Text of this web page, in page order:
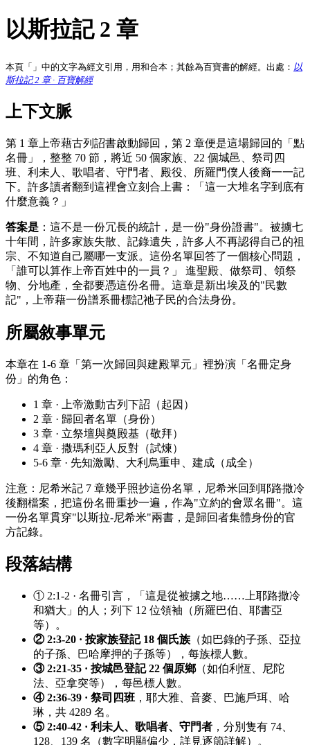
以斯拉記 2 章
本頁「」中的文字為經文引用，用和合本；其餘為百寶書的解經。出處： 以
斯拉記 2 章 · 百寶解經
上下文脈
第 1 章上帝藉古列詔書啟動歸回，第 2 章便是這場歸回的「點
名冊」，整整 70 節，將近 50 個家族、22 個城邑、祭司四
班、利未人、歌唱者、守門者、殿役、所羅門僕人後裔一一記
下。許多讀者翻到這裡會立刻合上書：「這一大堆名字到底有
什麼意義？」
答案是 ：這不是一份冗長的統計，是一份"身份證書"。被擄七
十年間，許多家族失散、記錄遺失，許多人不再認得自己的祖
宗、不知道自己屬哪一支派。這份名單回答了一個核心問題，
「誰可以算作上帝百姓中的一員？」 進聖殿、做祭司、領祭
物、分地產，全都要憑這份名冊。這章是新出埃及的"民數
記"，上帝藉一份譜系冊標記祂子民的合法身份。
所屬敘事單元
本章在 1-6 章「第一次歸回與建殿單元」裡扮演「名冊定身
份」的角色：
1 章 · 上帝激動古列下詔（起因）
2 章 · 歸回者名單（身份）
3 章 · 立祭壇與奠殿基（敬拜）
4 章 · 撒瑪利亞人反對（試煉）
5-6 章 · 先知激勵、大利烏重申、建成（成全）
注意：尼希米記 7 章幾乎照抄這份名單，尼希米回到耶路撒冷
後翻檔案，把這份名冊重抄一遍，作為"立約的會眾名冊"。這
一份名單貫穿"以斯拉-尼希米"兩書，是歸回者集體身份的官
方記錄。
段落結構
① 2:1-2 · 名冊引言，「這是從被擄之地……上耶路撒冷
和猶大」的人；列下 12 位領袖（所羅巴伯、耶書亞
等）。
② 2:3-20 · 按家族登記 18 個氏族 （如巴錄的子孫、亞拉
的子孫、巴哈摩押的子孫等），每族標人數。
③ 2:21-35 · 按城邑登記 22 個原鄉（如伯利恆、尼陀
法、亞拿突等），每邑標人數。
④ 2:36-39 · 祭司四班 ，耶大雅、音麥、巴施戶珥、哈
琳，共 4289 名。
⑤ 2:40-42 · 利未人、歌唱者、守門者 ，分別隻有 74、
128、139 名（數字明顯偏少，詳見逐節詳解）。